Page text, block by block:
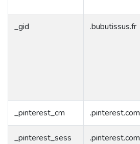
_gid .bubutissus.fr
_pinterest_cm .pinterest.com
_pinterest_sess .pinterest.com